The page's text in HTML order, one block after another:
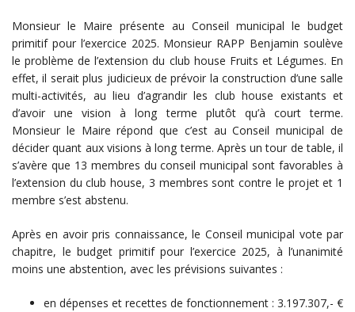
Monsieur le Maire présente au Conseil municipal le budget
primitif pour l’exercice 2025. Monsieur RAPP Benjamin soulève
le problème de l’extension du club house Fruits et Légumes. En
effet, il serait plus judicieux de prévoir la construction d’une salle
multi-activités, au lieu d’agrandir les club house existants et
d’avoir une vision à long terme plutôt qu’à court terme.
Monsieur le Maire répond que c’est au Conseil municipal de
décider quant aux visions à long terme. Après un tour de table, il
s’avère que 13 membres du conseil municipal sont favorables à
l’extension du club house, 3 membres sont contre le projet et 1
membre s’est abstenu.
Après en avoir pris connaissance, le Conseil municipal vote par
chapitre, le budget primitif pour l’exercice 2025, à l’unanimité
moins une abstention, avec les prévisions suivantes :
en dépenses et recettes de fonctionnement : 3.197.307,- €